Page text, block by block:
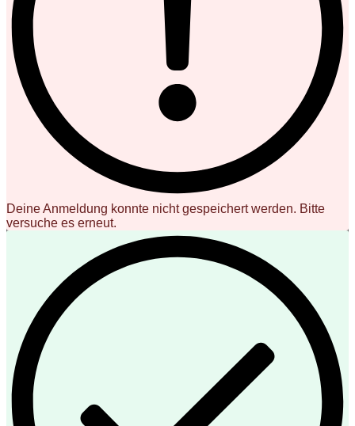
Deine Anmeldung konnte nicht gespeichert werden. Bitte
versuche es erneut.